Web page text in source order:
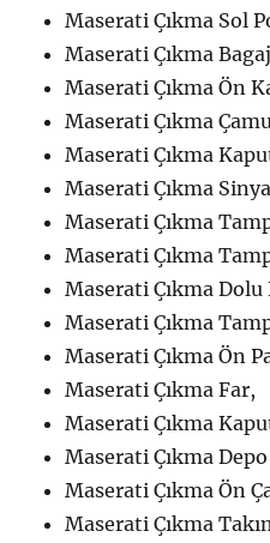
Maserati Çıkma Sol
Maserati Çıkma
Maserati Çıkma Ön
Maserati Çıkma
Maserati Çıkma
Maserati Çıkma
Maserati Çıkma
Maserati Çıkma
Maserati Çıkma Dolu
Maserati Çıkma
Maserati Çıkma Ön
Maserati Çıkma Far,
Maserati Çıkma
Maserati Çıkma Depo
Maserati Çıkma Ön
Maserati Çıkma